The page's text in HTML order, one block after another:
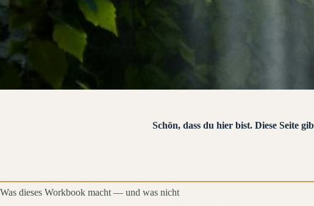
Schön, dass du hier bist. Diese Seite
Was dieses Workbook macht — und was nicht